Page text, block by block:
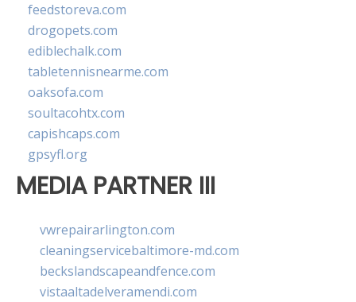
feedstoreva.com
drogopets.com
ediblechalk.com
tabletennisnearme.com
oaksofa.com
soultacohtx.com
capishcaps.com
gpsyfl.org
MEDIA PARTNER III
vwrepairarlington.com
cleaningservicebaltimore-md.com
beckslandscapeandfence.com
vistaaltadelveramendi.com